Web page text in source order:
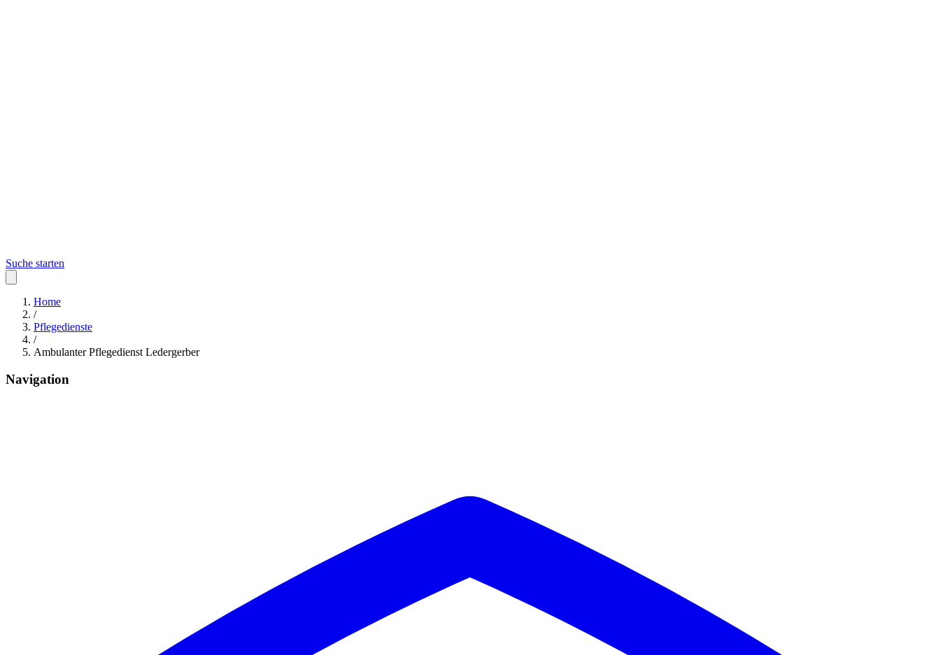
Suche starten
Home
/
Pflegedienste
/
Ambulanter Pflegedienst Ledergerber
Navigation